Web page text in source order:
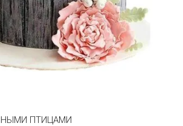
ПТИЦАМИ